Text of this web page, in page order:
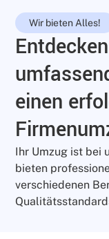
Wir bieten Alles!
einen
Ihr Umzug ist bei
bieten
verschiedenen